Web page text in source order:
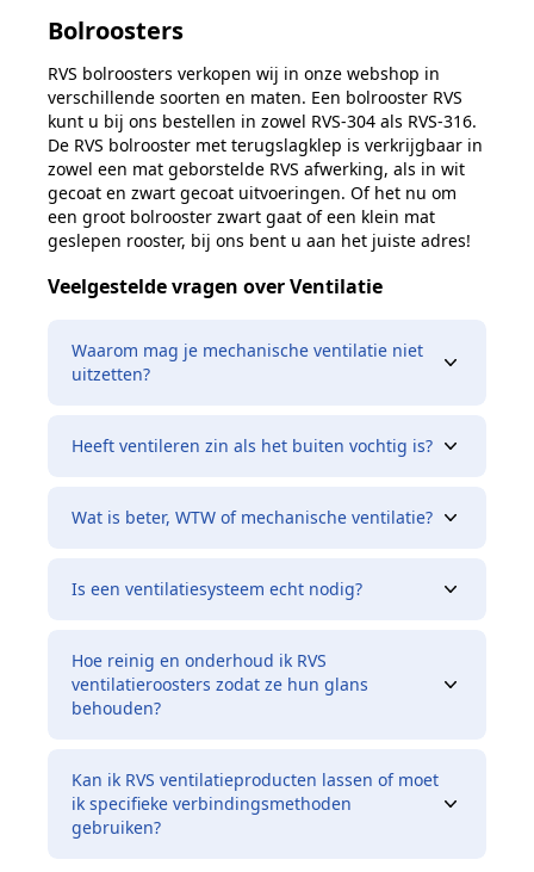
Bolroosters
RVS bolroosters verkopen wij in onze webshop in
verschillende soorten en maten. Een bolrooster RVS
kunt u bij ons bestellen in zowel RVS-304 als RVS-316.
De RVS bolrooster met terugslagklep is verkrijgbaar in
zowel een mat geborstelde RVS afwerking, als in wit
gecoat en zwart gecoat uitvoeringen. Of het nu om
een groot bolrooster zwart gaat of een klein mat
geslepen rooster, bij ons bent u aan het juiste adres!
Veelgestelde vragen over Ventilatie
Waarom mag je mechanische ventilatie niet
uitzetten?
Heeft ventileren zin als het buiten vochtig is?
Wat is beter, WTW of mechanische ventilatie?
Is een ventilatiesysteem echt nodig?
Hoe reinig en onderhoud ik RVS
ventilatieroosters zodat ze hun glans
behouden?
Kan ik RVS ventilatieproducten lassen of moet
ik specifieke verbindingsmethoden
gebruiken?